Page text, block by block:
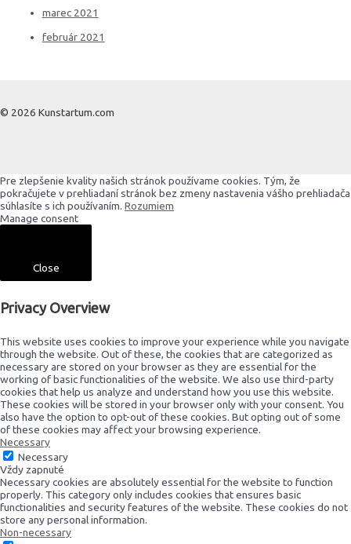
marec 2021
február 2021
© 2026 Kunstartum.com
Pre zlepšenie kvality našich stránok používame cookies. Tým, že
pokračujete v prehliadaní stránok bez zmeny nastavenia vášho prehliadača
súhlasíte s ich používaním. Rozumiem
Manage consent
Close
Privacy Overview
This website uses cookies to improve your experience while you navigate
through the website. Out of these, the cookies that are categorized as
necessary are stored on your browser as they are essential for the
working of basic functionalities of the website. We also use third-party
cookies that help us analyze and understand how you use this website.
These cookies will be stored in your browser only with your consent. You
also have the option to opt-out of these cookies. But opting out of some
of these cookies may affect your browsing experience.
Necessary
Necessary
Vždy zapnuté
Necessary cookies are absolutely essential for the website to function
properly. This category only includes cookies that ensures basic
functionalities and security features of the website. These cookies do not
store any personal information.
Non-necessary